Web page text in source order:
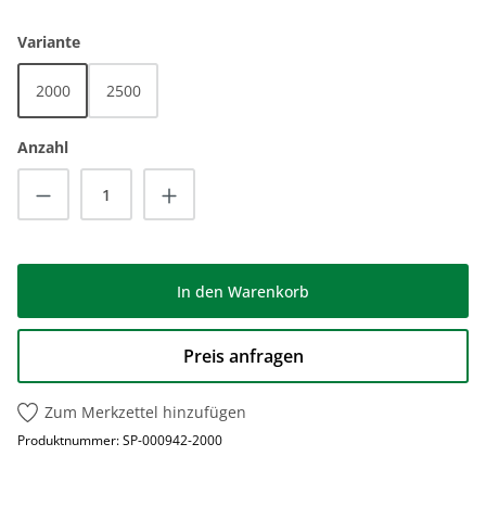
Varianteauswählen
2000 2500
Anzahl
Produkt Anzahl: Gib den gewünschten
In den Warenkorb
Preis anfragen
Zum Merkzettel hinzufügen
Produktnummer:SP-000942-2000